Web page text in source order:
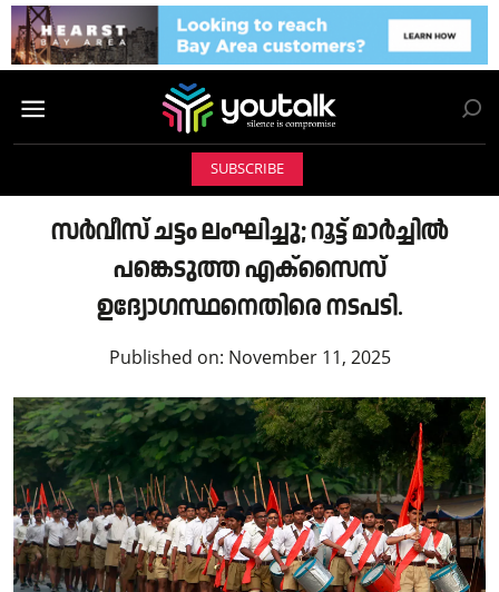
SUBSCRIBE
സർവീസ് ചട്ടം ലംഘിച്ചു; റൂട്ട് മാർച്ചിൽ
പങ്കെടുത്ത എക്‌സൈസ്
ഉദ്യോഗസ്ഥനെതിരെ നടപടി.
Published on: November 11, 2025